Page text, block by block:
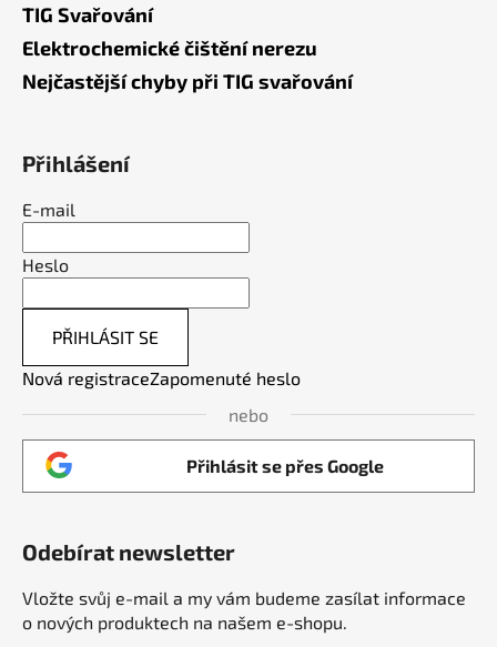
TIG Svařování
Elektrochemické čištění nerezu
Nejčastější chyby při TIG svařování
Přihlášení
E-mail
Heslo
PŘIHLÁSIT SE
Nová registraceZapomenuté heslo
nebo
Přihlásit se přes Google
Odebírat newsletter
Vložte svůj e-mail a my vám budeme zasílat informace
o nových produktech na našem e-shopu.